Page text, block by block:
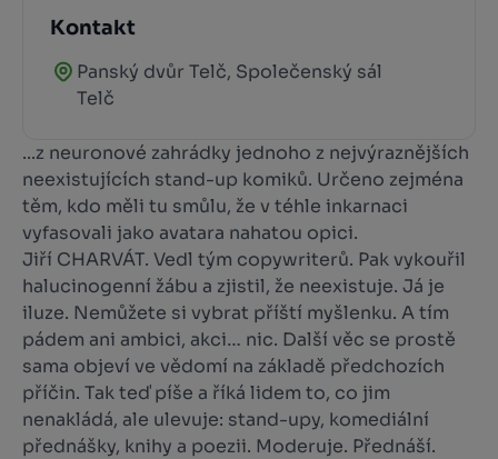
Kontakt
Panský dvůr Telč, Společenský sál
Telč
...z neuronové zahrádky jednoho z nejvýraznějších
neexistujících stand-up komiků. Určeno zejména
těm, kdo měli tu smůlu, že v téhle inkarnaci
vyfasovali jako avatara nahatou opici.
Jiří CHARVÁT. Vedl tým copywriterů. Pak vykouřil
halucinogenní žábu a zjistil, že neexistuje. Já je
iluze. Nemůžete si vybrat příští myšlenku. A tím
pádem ani ambici, akci… nic. Další věc se prostě
sama objeví ve vědomí na základě předchozích
příčin. Tak teď píše a říká lidem to, co jim
nenakládá, ale ulevuje: stand-upy, komediální
přednášky, knihy a poezii. Moderuje. Přednáší.